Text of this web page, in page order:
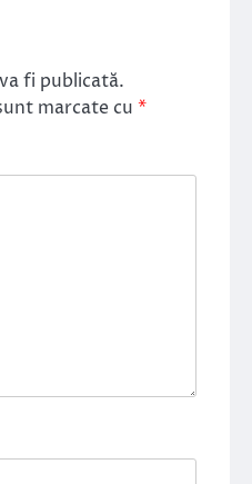
fi publicată.
marcate cu *